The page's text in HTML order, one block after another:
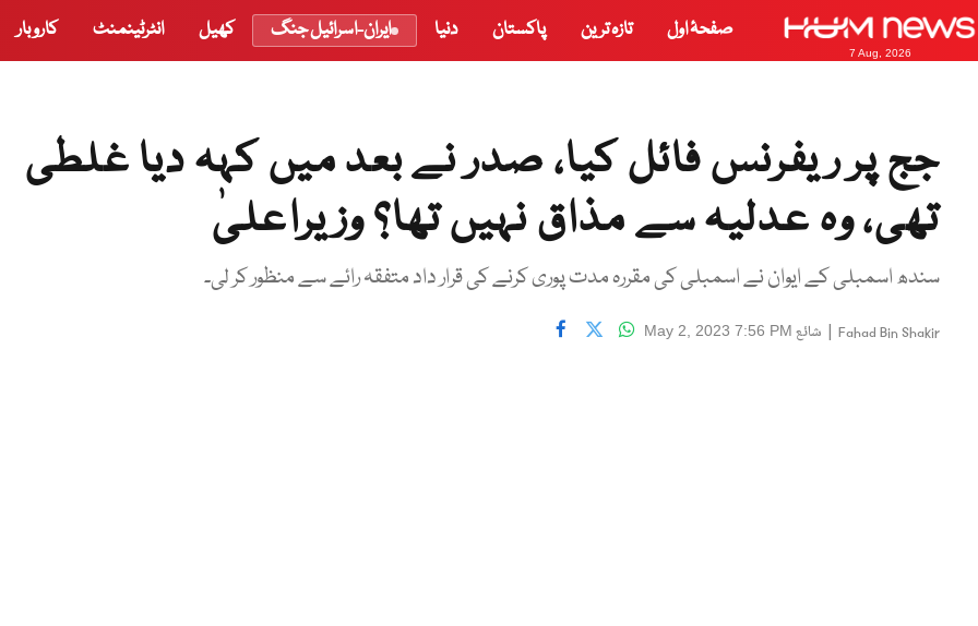
7 Aug, 2026
صفحۂ اول تازہ ترین پاکستان دنیا ایران-اسرائیل جنگ کھیل انٹرٹینمنٹ کاروبار
جج پر ریفرنس فائل کیا، صدر نے بعد میں کہہ دیا غلطی
تھی، وہ عدلیہ سے مذاق نہیں تھا؟ وزیراعلیٰ
سندھ اسمبلی کے ایوان نے اسمبلی کی مقررہ مدت پوری کرنے کی قرار داد متفقہ رائے سے منظور کر لی۔
Fahad Bin Shakir
| شائع May 2, 2023 7:56 PM